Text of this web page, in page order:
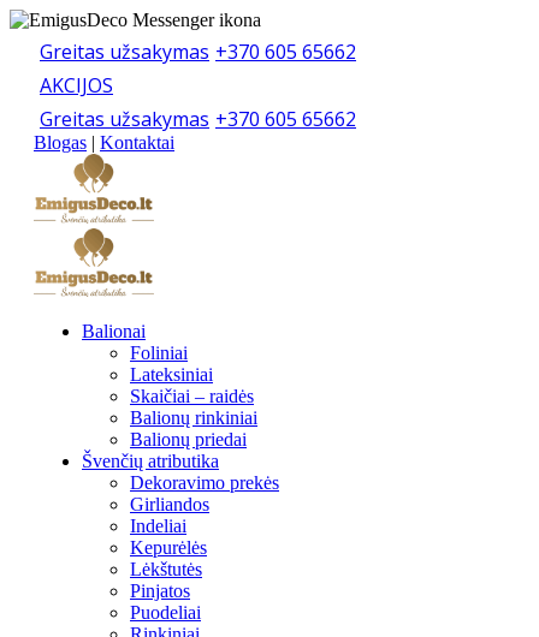
Greitas užsakymas +370 605 65662
AKCIJOS
Greitas užsakymas +370 605 65662
Blogas | Kontaktai
Balionai
Foliniai
Lateksiniai
Skaičiai – raidės
Balionų rinkiniai
Balionų priedai
Švenčių atributika
Dekoravimo prekės
Girliandos
Indeliai
Kepurėlės
Lėkštutės
Pinjatos
Puodeliai